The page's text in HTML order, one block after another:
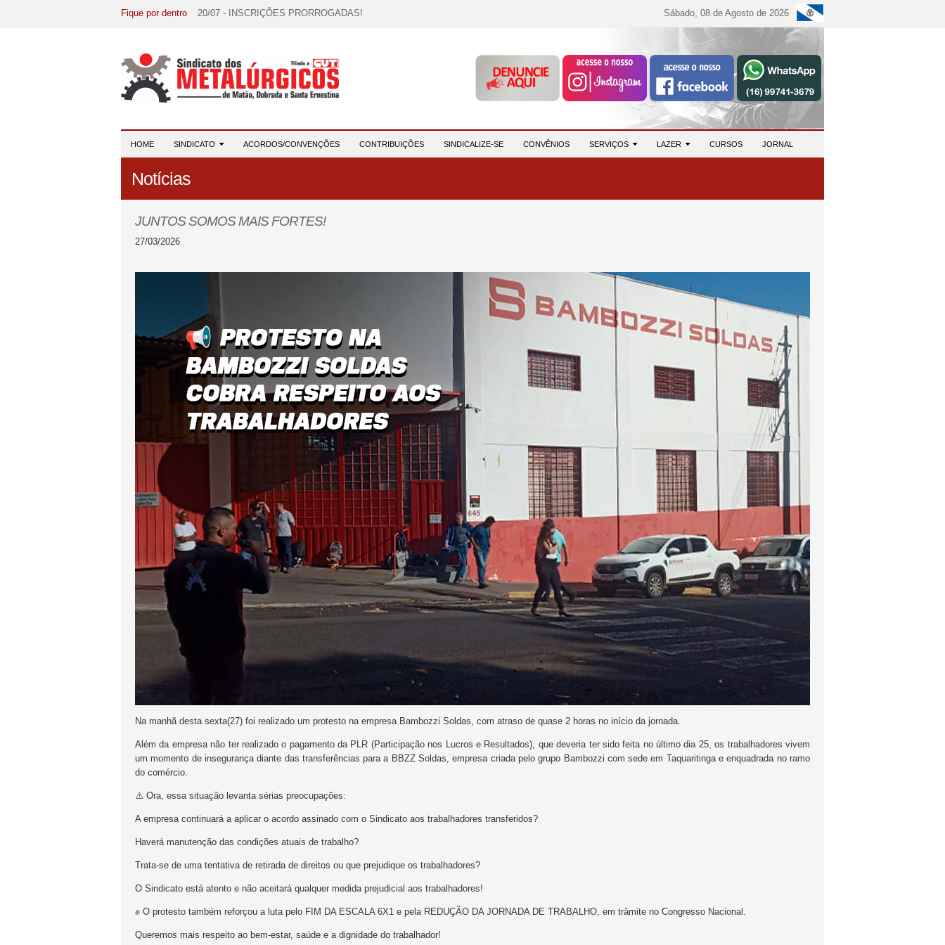
Fique por dentro 20/07 - INSCRIÇÕES PRORROGADAS!
07/07 - Increva-se! Link na descrição!
03/08 - DATA-BASE 2026: HORA DE UNIÃO E MOBILIZAÇÃO!
Sábado, 08 de Agosto de 2026
HOME SINDICATO ACORDOS/CONVENÇÕES CONTRIBUIÇÕES SINDICALIZE-SE CONVÊNIOS SERVIÇOS LAZER CURSOS JORNAL
Notícias
JUNTOS SOMOS MAIS FORTES!
27/03/2026
Na manhã desta sexta(27) foi realizado um protesto na empresa Bambozzi Soldas, com atraso de quase 2 horas no início da jornada.
Além da empresa não ter realizado o pagamento da PLR (Participação nos Lucros e Resultados), que deveria ter sido feita no último dia 25, os trabalhadores vivem
um momento de insegurança diante das transferências para a BBZZ Soldas, empresa criada pelo grupo Bambozzi com sede em Taquaritinga e enquadrada no ramo
do comércio.
⚠️ Ora, essa situação levanta sérias preocupações:
A empresa continuará a aplicar o acordo assinado com o Sindicato aos trabalhadores transferidos?
Haverá manutenção das condições atuais de trabalho?
Trata-se de uma tentativa de retirada de direitos ou que prejudique os trabalhadores?
O Sindicato está atento e não aceitará qualquer medida prejudicial aos trabalhadores!
✊ O protesto também reforçou a luta pelo FIM DA ESCALA 6X1 e pela REDUÇÃO DA JORNADA DE TRABALHO, em trâmite no Congresso Nacional.
Queremos mais respeito ao bem-estar, saúde e a dignidade do trabalhador!